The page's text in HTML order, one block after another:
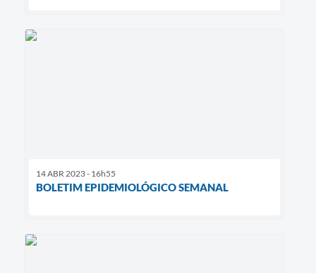
14 ABR 2023 - 16h55
BOLETIM EPIDEMIOLÓGICO SEMANAL